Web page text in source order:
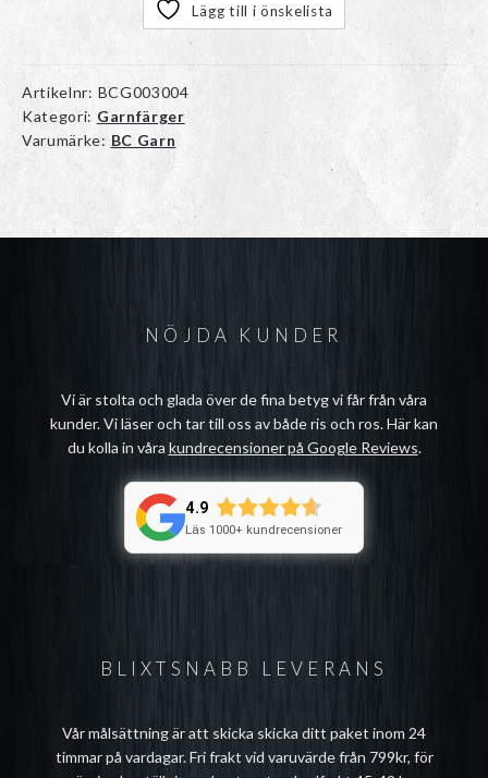
Lägg till i önskelista
Artikelnr: BCG003004
Kategori: Garnfärger
Varumärke: BC Garn
BLIXTSNABB LEVERANS
Vår målsättning är att skicka skicka ditt paket inom 24
timmar på vardagar. Fri frakt vid varuvärde från 799kr, för
NÖJDA KUNDER
Vi är stolta och glada över de fina betyg vi får från våra
kunder. Vi läser och tar till oss av både ris och ros. Här kan
du kolla in våra kundrecensioner på Google Reviews.
4.9
Läs 1000+ kundrecensioner